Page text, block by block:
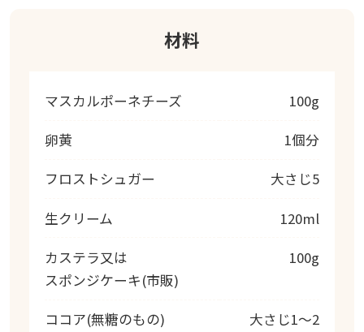
材料
マスカルポーネチーズ 100g
卵黄 1個分
フロストシュガー 大さじ5
生クリーム 120ml
カステラ又は
スポンジケーキ(市販)
100g
ココア(無糖のもの) 大さじ1～2